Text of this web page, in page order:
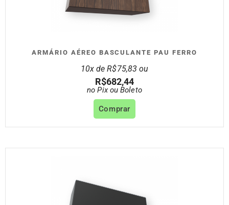
ARMÁRIO AÉREO BASCULANTE PAU FERRO
10x deR$75,83 ou
R$682,44
no Pix ou Boleto
Comprar